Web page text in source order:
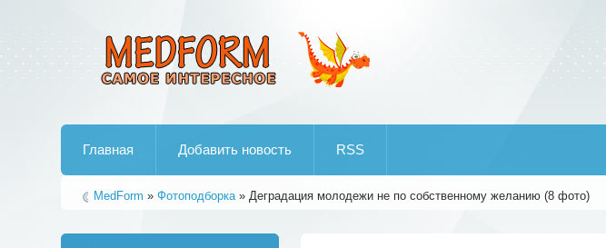
Главная Добавить новость RSS
MedForm »Фотоподборка» Деградация молодежи не по собственному желанию (8 фото)